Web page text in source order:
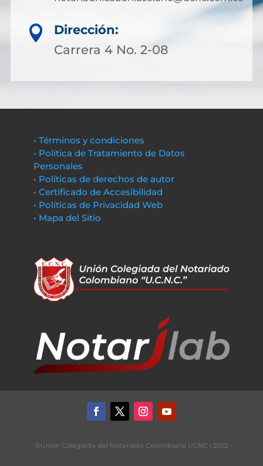

Dirección:
Carrera 4 No. 2-08
• Términos y condiciones
• Política de Tratamiento de Datos
Personales
• Políticas de derechos de autor
• Certificado de Accesibilidad
• Políticas de Privacidad Web
• Mapa del Sitio
©Unión Colegiada del Notariado Colombiano UCNC | 2022